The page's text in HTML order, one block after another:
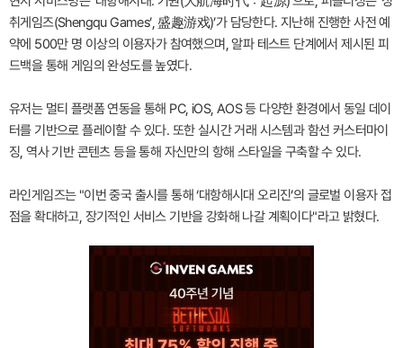
취게임즈(Shengqu Games’, 盛趣游戏)’가 담당한다. 지난해 진행한 사전 예
약에 500만 명 이상의 이용자가 참여했으며, 알파 테스트 단계에서 제시된 피
드백을 통해 게임의 완성도를 높였다.
유저는 멀티 플랫폼 연동을 통해 PC, iOS, AOS 등 다양한 환경에서 동일 데이
터를 기반으로 플레이할 수 있다. 또한 실시간 거래 시스템과 함선 커스터마이
징, 역사 기반 콘텐츠 등을 통해 자신만의 항해 스타일을 구축할 수 있다.
라인게임즈는 "이번 중국 출시를 통해 ‘대항해시대 오리진’의 글로벌 이용자 접
점을 확대하고, 장기적인 서비스 기반을 강화해 나갈 계획이다"라고 밝혔다.